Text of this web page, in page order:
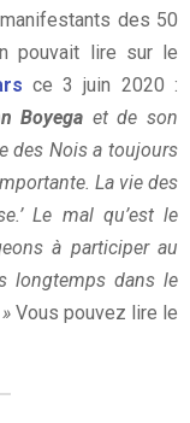
des 50
pouvait lire sur le
ce 3 juin 2020 :
Boyega et de son
des Nois a toujours
La vie des
Le mal qu’est le
à participer au
longtemps dans le
Vous pouvez lire le